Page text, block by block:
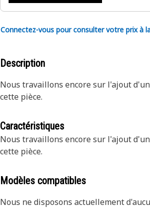
Connectez-vous pour consulter votre prix à
Description
Nous travaillons encore sur l'ajout
cette pièce.
Caractéristiques
Nous travaillons encore sur l'ajout
cette pièce.
Modèles compatibles
Nous ne disposons actuellement